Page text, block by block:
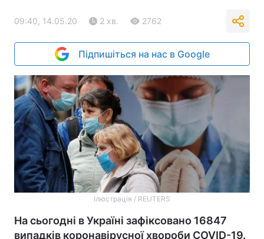
09:40, 14.05.20 2 хв. 2762
Підпишіться на нас в Google
Ілюстрація / REUTERS
На сьогодні в Україні зафіксовано 16847
випадків коронавірусної хвороби COVID-19.